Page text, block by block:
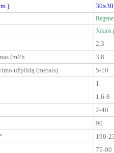
Jokios
2,3
(m³/h
3,8
užpildą (metais)
5-10
1
1,6-8
2-40
90
190-
75-90